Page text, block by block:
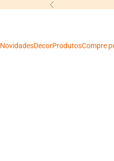
Anterior
NovidadesDecorProdutosCompre